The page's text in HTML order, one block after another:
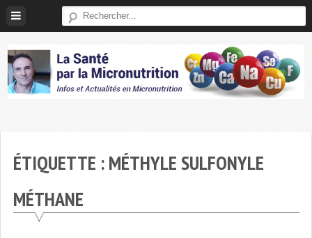
Skip
ÉTIQUETTE :MÉTHYLE SULFONYLE
MÉTHANE